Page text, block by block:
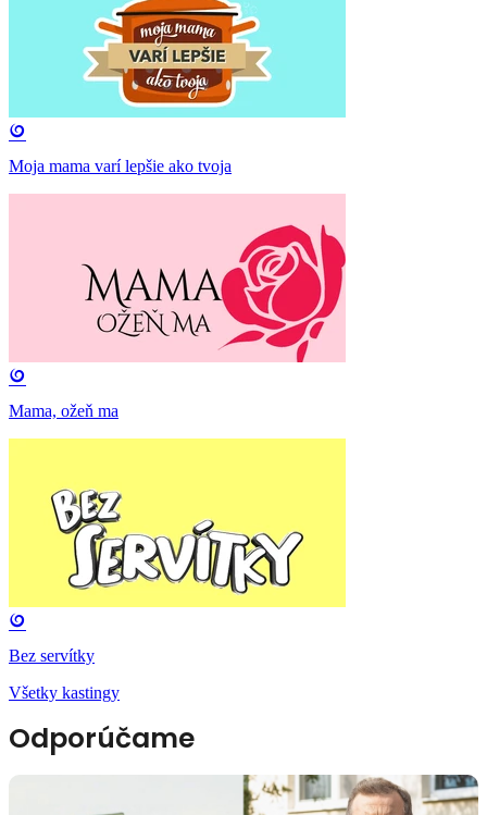
Moja mama varí lepšie ako tvoja
Mama, ožeň ma
Bez servítky
Všetky kastingy
Odporúčame